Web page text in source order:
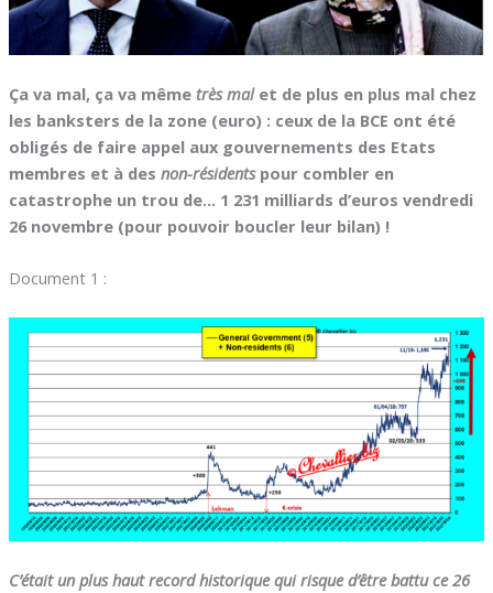
Ça va mal, ça va même très malet de plus en plus mal chez
les banksters de la zone (euro) : ceux de la BCE ont été
obligés de faire appel aux gouvernements des Etats
membres et à des non-résidentspour combler en
catastrophe un trou de… 1 231 milliards d’euros vendredi
26 novembre (pour pouvoir boucler leur bilan) !
Document 1 :
C’était un plus haut record historique qui risque d’être battu ce 26